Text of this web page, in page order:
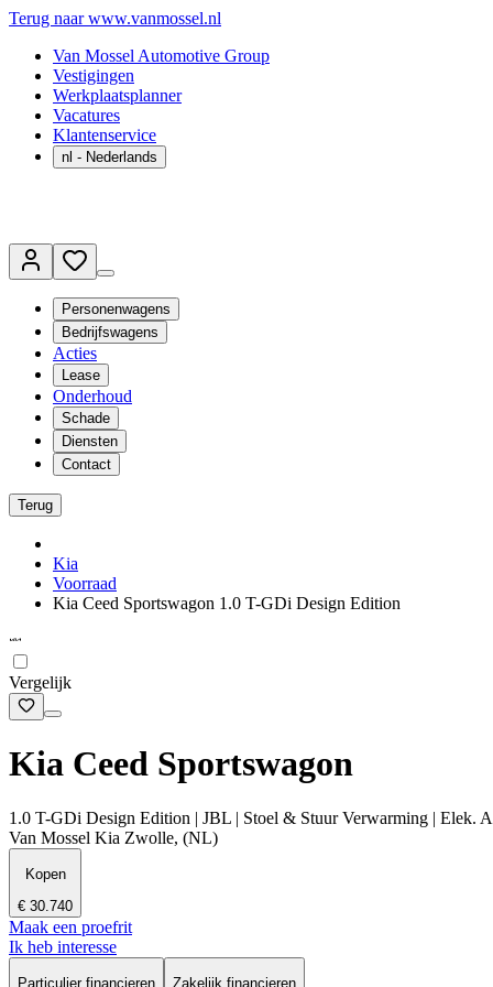
Terug naar www.vanmossel.nl
Van Mossel Automotive Group
Vestigingen
Werkplaatsplanner
Vacatures
Klantenservice
nl - Nederlands
Personenwagens
Bedrijfswagens
Acties
Lease
Onderhoud
Schade
Diensten
Contact
Terug
Kia
Voorraad
Kia Ceed Sportswagon 1.0 T-GDi Design Edition
Vergelijk
Kia Ceed Sportswagon
1.0 T-GDi Design Edition | JBL | Stoel & Stuur Verwarming | Elek.
Van Mossel Kia Zwolle, (NL)
Kopen
€ 30.740
Maak een proefrit
Ik heb interesse
Particulier financieren Zakelijk financieren